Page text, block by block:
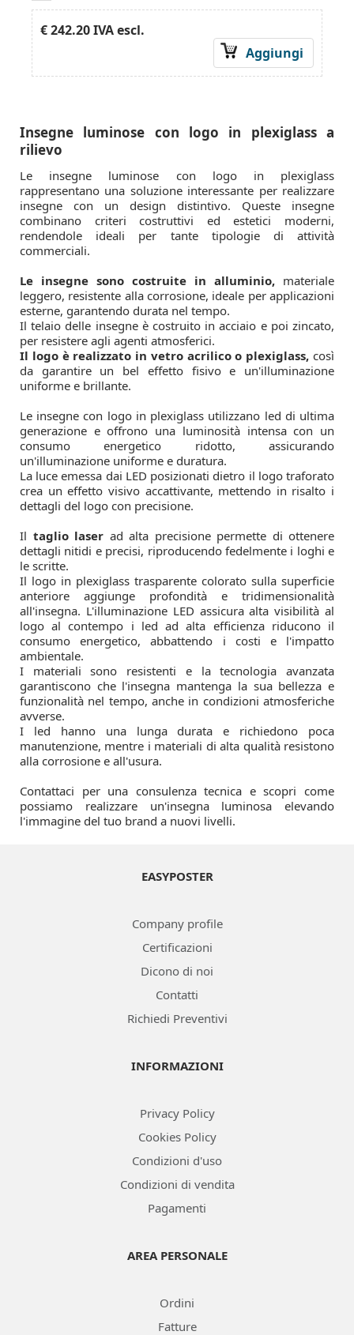
€ 242.20IVA escl.
Aggiungi
Insegne luminose con logo in plexiglass a
rilievo
Le insegne luminose con logo in plexiglass
rappresentano una soluzione interessante per realizzare
insegne con un design distintivo. Queste insegne
combinano criteri costruttivi ed estetici moderni,
rendendole ideali per tante tipologie di attività
commerciali.
Le insegne sono costruite in alluminio, materiale
leggero, resistente alla corrosione, ideale per applicazioni
esterne, garantendo durata nel tempo.
Il telaio delle insegne è costruito in acciaio e poi zincato,
per resistere agli agenti atmosferici.
Il logo è realizzato in vetro acrilico o plexiglass, così
da garantire un bel effetto fisivo e un'illuminazione
uniforme e brillante.
Le insegne con logo in plexiglass utilizzano led di ultima
generazione e offrono una luminosità intensa con un
consumo energetico ridotto, assicurando
un'illuminazione uniforme e duratura.
La luce emessa dai LED posizionati dietro il logo traforato
crea un effetto visivo accattivante, mettendo in risalto i
dettagli del logo con precisione.
Il taglio laser ad alta precisione permette di ottenere
dettagli nitidi e precisi, riproducendo fedelmente i loghi e
le scritte.
Il logo in plexiglass trasparente colorato sulla superficie
anteriore aggiunge profondità e tridimensionalità
all'insegna. L'illuminazione LED assicura alta visibilità al
logo al contempo i led ad alta efficienza riducono il
consumo energetico, abbattendo i costi e l'impatto
ambientale.
I materiali sono resistenti e la tecnologia avanzata
garantiscono che l'insegna mantenga la sua bellezza e
funzionalità nel tempo, anche in condizioni atmosferiche
avverse.
I led hanno una lunga durata e richiedono poca
manutenzione, mentre i materiali di alta qualità resistono
alla corrosione e all'usura.
Contattaci per una consulenza tecnica e scopri come
possiamo realizzare un'insegna luminosa elevando
l'immagine del tuo brand a nuovi livelli.
EASYPOSTER
Company profile
Certificazioni
Dicono di noi
Contatti
Richiedi Preventivi
INFORMAZIONI
Privacy Policy
Cookies Policy
Condizioni d'uso
Condizioni di vendita
Pagamenti
AREA PERSONALE
Ordini
Fatture